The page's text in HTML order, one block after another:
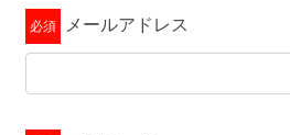
メールアドレス